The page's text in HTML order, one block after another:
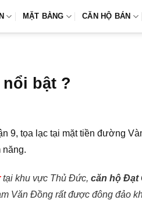
MẶT BẰNG CĂN HỘ BÁN
bật ?
9, tọa lạc tại mặt tiền đường
tại khu vực Thủ Đức, căn hộ Đạt
Văn Đồng rất được đông đảo